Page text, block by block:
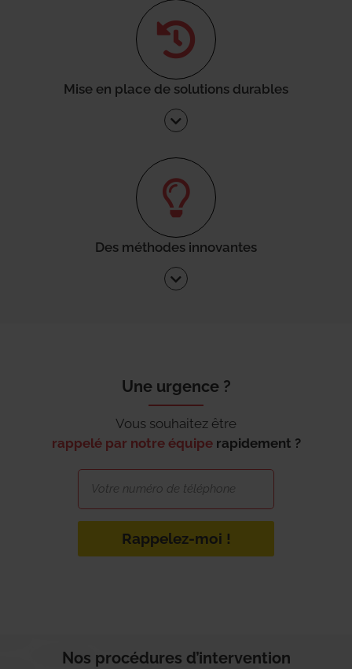
Mise en place de solutions durables
Des méthodes innovantes
Une urgence ?
Vous souhaitez être
rappelé par notre équipe rapidement ?
Rappelez-moi !
Nos procédures d’intervention